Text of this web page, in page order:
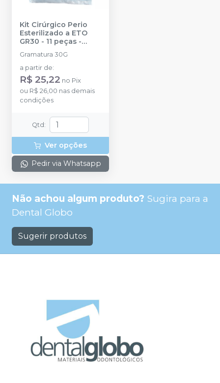
Kit Cirúrgico Perio
Esterilizado a ETO
GR30 - 11 peças -
Gramatura 30G
a partir de:
R$ 25,22 no Pix
ou R$ 26,00 nas demais
condições
Qtd :
Ver opções
Pedir via Whatsapp
Não achou algum produto? Sugira para a
Dental Globo
Sugerir produtos